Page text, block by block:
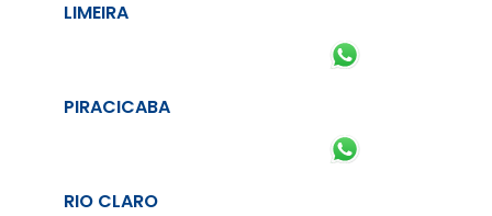
LIMEIRA
PIRACICABA
RIO CLARO